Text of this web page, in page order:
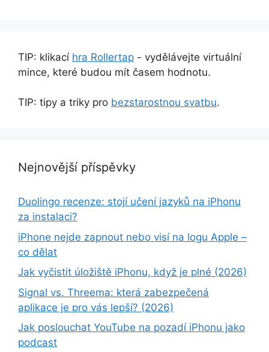
TIP: klikací hra Rollertap - vydělávejte virtuální
mince, které budou mít časem hodnotu.
TIP: tipy a triky pro bezstarostnou svatbu.
Nejnovější příspěvky
Duolingo recenze: stojí učení jazyků na iPhonu
za instalaci?
iPhone nejde zapnout nebo visí na logu Apple –
co dělat
Jak vyčistit úložiště iPhonu, když je plné (2026)
Signal vs. Threema: která zabezpečená
aplikace je pro vás lepší? (2026)
Jak poslouchat YouTube na pozadí iPhonu jako
podcast